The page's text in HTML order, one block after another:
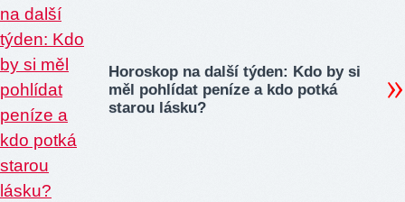
Horoskop na další týden: Kdo by si
měl pohlídat peníze a kdo potká
starou lásku?